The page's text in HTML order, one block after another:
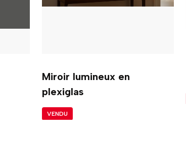
Miroir lumineux en
plexiglas
VENDU